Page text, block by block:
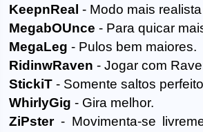
KeepnReal - Modo mais
MegabOUnce - Para quicar
MegaLeg - Pulos bem maiores.
RidinwRaven - Jogar com
StickiT - Somente saltos
WhirlyGig - Gira melhor.
ZiPster- Movimenta-se